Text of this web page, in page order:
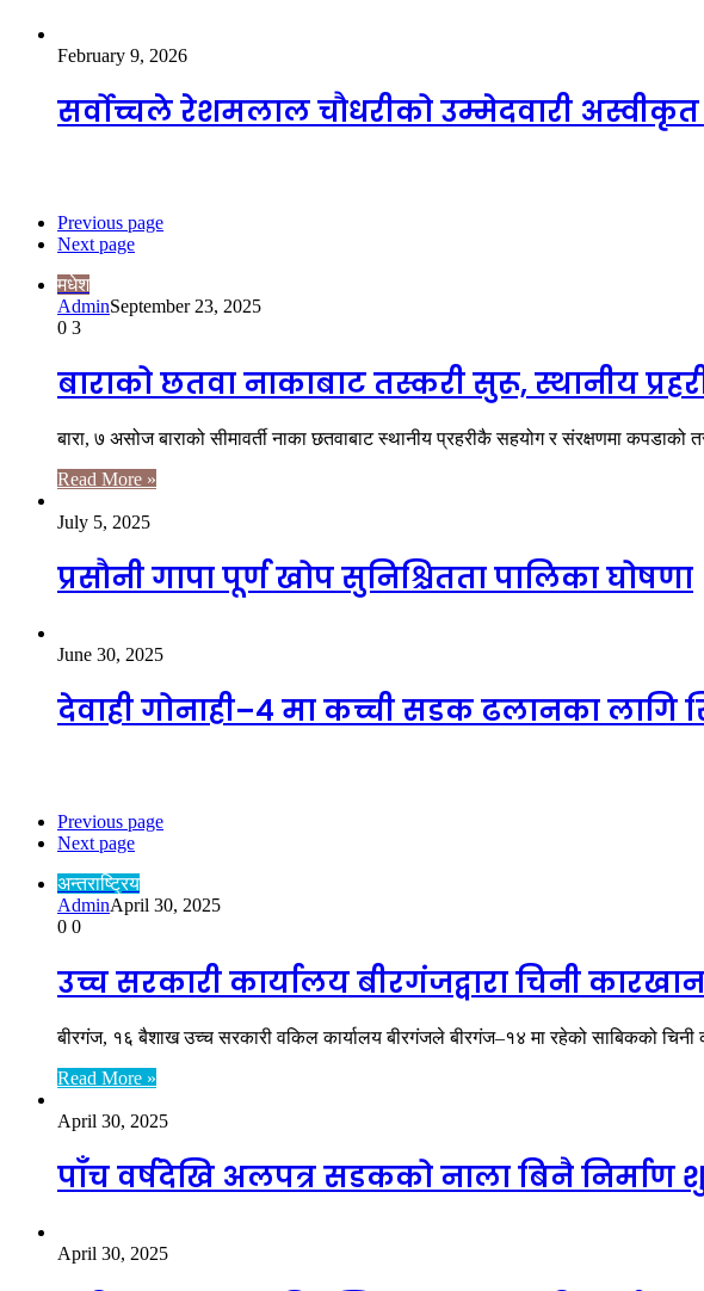
February 9, 2026
सर्वोच्चले रेशमलाल चौधरीको उम्मेदवारी
Previous page
Next page
मधेश
AdminSeptember 23, 2025
0 3
बाराको छतवा नाकाबाट तस्करी सुरू, स्थानीय
बारा, ७ असोज बाराको सीमावर्ती नाका छतवाबाट स्थानीय प्रहरीकै सहयोग र संरक्षणमा
Read More »
July 5, 2025
प्रसौनी गापा पूर्ण खोप सुनिश्चितता पालिका घोषणा
June 30, 2025
देवाही गोनाही–४ मा कच्ची सडक ढलानका लागि
Previous page
Next page
अन्तराष्ट्रिय
AdminApril 30, 2025
0 0
उच्च सरकारी कार्यालय बीरगंजद्वारा चिनी
बीरगंज, १६ बैशाख उच्च सरकारी वकिल कार्यालय बीरगंजले बीरगंज–१४ मा रहेको साबिकको चिनी
Read More »
April 30, 2025
पाँच वर्षदेखि अलपत्र सडकको नाला बिनै निर्माण
April 30, 2025